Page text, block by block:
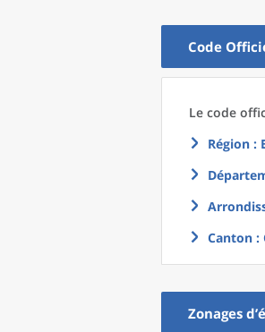
Code
Le code
Région :
Canton :
Zonages